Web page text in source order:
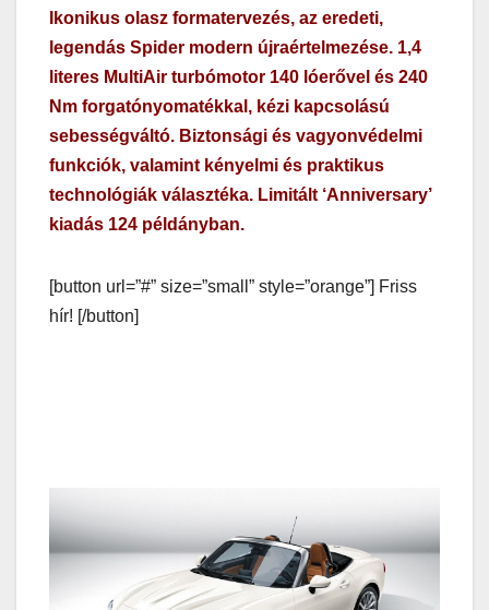
Ikonikus olasz formatervezés, az eredeti,
legendás Spider modern újraértelmezése. 1,4
literes MultiAir turbómotor 140 lóerővel és 240
Nm forgatónyomatékkal, kézi kapcsolású
sebességváltó. Biztonsági és vagyonvédelmi
funkciók, valamint kényelmi és praktikus
technológiák választéka. Limitált ‘Anniversary’
kiadás 124 példányban.
[button url=”#” size=”small” style=”orange”] Friss
hír! [/button]